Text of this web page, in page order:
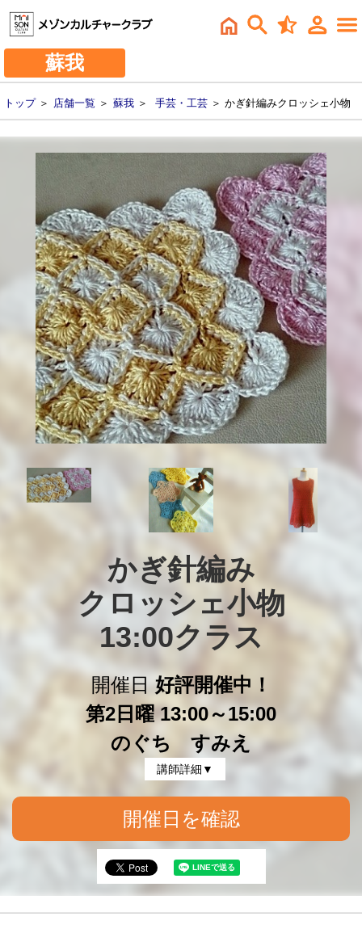
蘇我
トップ＞ 店舗一覧 ＞ 蘇我 ＞ 手芸・工芸 ＞ かぎ針編みクロッシェ小物
かぎ針編み
クロッシェ小物
13:00クラス
開催日好評開催中！
第2日曜 13:00～15:00
のぐち すみえ
講師詳細▼
開催日を確認